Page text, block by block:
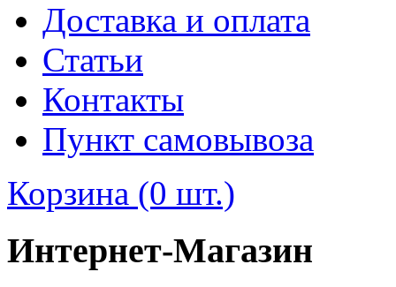
Доставка и оплата
Статьи
Контакты
Пункт самовывоза
Корзина (0 шт.)
Интернет-Магазин